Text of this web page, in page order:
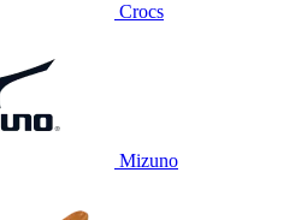
Crocs
Mizuno